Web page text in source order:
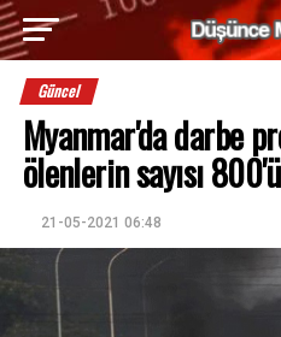
Güncel
Myanmar'da darbe
ölenlerin sayısı
21-05-2021 06:48